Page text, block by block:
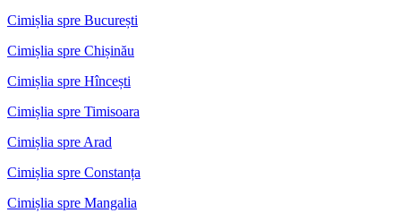
Cimișlia spre București
Cimișlia spre Chișinău
Cimișlia spre Hîncești
Cimișlia spre Timisoara
Cimișlia spre Arad
Cimișlia spre Constanța
Cimișlia spre Mangalia